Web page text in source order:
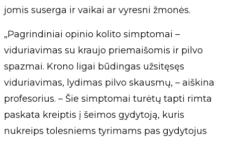
jomis suserga ir vaikai ar vyresni žmonės.
„Pagrindiniai opinio kolito simptomai –
viduriavimas su kraujo priemaišomis ir pilvo
spazmai. Krono ligai būdingas užsitęsęs
viduriavimas, lydimas pilvo skausmų, – aiškina
profesorius. – Šie simptomai turėtų tapti rimta
paskata kreiptis į šeimos gydytoją, kuris
nukreips tolesniems tyrimams pas gydytojus